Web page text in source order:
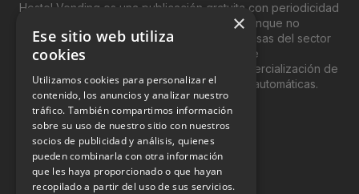
Hostel Vending es una publicación gratuita con periodicidad
bimensual y que está orientada, principal, aunque no
exclusivamente, a los profesionales y empresas del sector
del “Vending”; nombre con el que se conoce
genéricamente entre profesionales a la comercialización de
productos y servicios a través de máquinas automáticas.
INFORMACIÓN LEGAL
Aviso Legal
Política de Privacidad
×
Ese sitio web utiliza
cookies
Utilizamos cookies para personalizar el
contenido, los anuncios y analizar nuestro
tráfico. También compartimos información
sobre su uso de nuestro sitio con nuestros
socios de publicidad y análisis, quienes
pueden combinarla con otra información
que les haya proporcionado o que hayan
recopilado a partir del uso de sus servicios.